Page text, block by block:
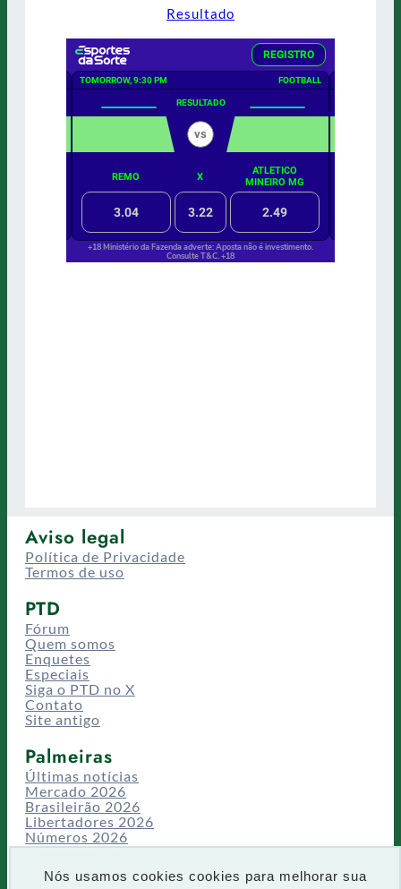
Nós usamos cookies cookies para melhorar sua
Resultado
Aviso legal
Política de Privacidade
Termos de uso
PTD
Fórum
Quem somos
Enquetes
Especiais
Siga o PTD no X
Contato
Site antigo
Palmeiras
Últimas notícias
Mercado 2026
Brasileirão 2026
Libertadores 2026
Números 2026
Campeonatos
CT/Centro de Excelência